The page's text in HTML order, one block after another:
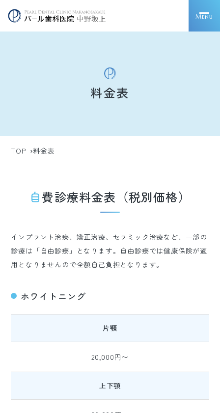
Menu
料金表
TOP 料金表
自費診療料金表（税別価格）
インプラント治療、矯正治療、セラミック治療など、一部の
診療は「自由診療」となります。自由診療では健康保険が適
用となりませんので全額自己負担となります。
ホワイトニング
片顎
20,000円〜
上下顎